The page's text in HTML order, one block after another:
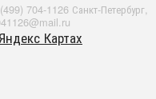
704-1126 Санкт-Петербург,
Яндекс Картах